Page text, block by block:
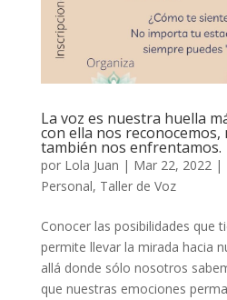
La voz es nuestra huella
con ella nos reconocemos,
también nos enfrentamos.
por Lola Juan | Mar 22, 2022|
Personal, Taller de Voz
Conocer las posibilidades que
permite llevar la mirada hacia
allá donde sólo nosotros
que nuestras emociones